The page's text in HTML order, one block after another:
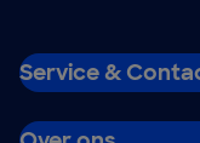
Service &